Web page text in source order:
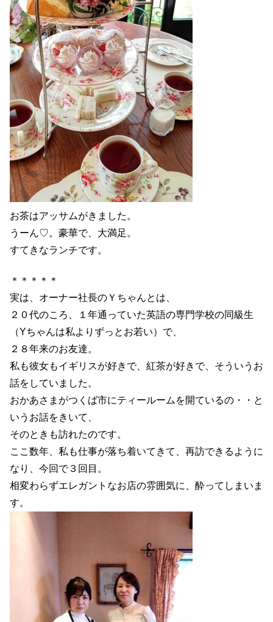
お茶はアッサムがきました。
うーん♡。豪華で、大満足。
すてきなランチです。
＊＊＊＊＊
実は、オーナー社長のＹちゃんとは、
２０代のころ、１年通っていた英語の専門学校の同級生
（Yちゃんは私よりずっとお若い）で、
２８年来のお友達。
私も彼女もイギリスが好きで、紅茶が好きで、そういうお
話をしていました。
おかあさまがつくば市にティールームを開ているの・・と
いうお話をきいて、
そのときも訪れたのです。
ここ数年、私も仕事が落ち着いてきて、再訪できるように
なり、今回で３回目。
相変わらずエレガントなお店の雰囲気に、酔ってしまいま
す。